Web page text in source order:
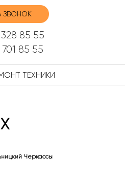
ЗВОНОК
85 55
85 55
ТЕХНИКИ
Черкассы